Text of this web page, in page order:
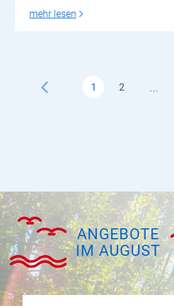
mehr lesen
1 2 …
ANGEBOTE
IM AUGUST